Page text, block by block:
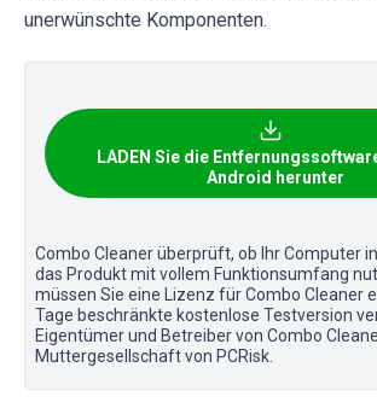
unerwünschte Komponenten.
LADEN Sie die
Android herunter
Combo Cleaner überprüft, ob Ihr Computer
das Produkt mit vollem Funktionsumfang
müssen Sie eine Lizenz für Combo Cleaner
Tage beschränkte kostenlose Testversion
Eigentümer und Betreiber von Combo
Muttergesellschaft von PCRisk.